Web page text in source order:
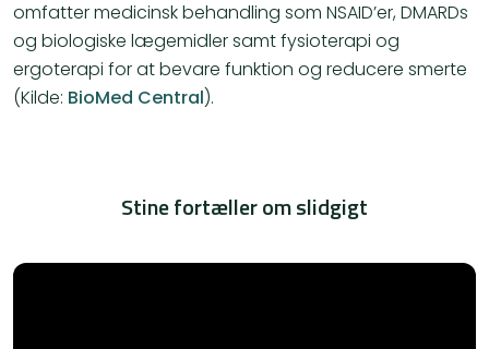
omfatter medicinsk behandling som NSAID’er, DMARDs
og biologiske lægemidler samt fysioterapi og
ergoterapi for at bevare funktion og reducere smerte​
(Kilde: BioMed Central)​.
Stine fortæller om slidgigt